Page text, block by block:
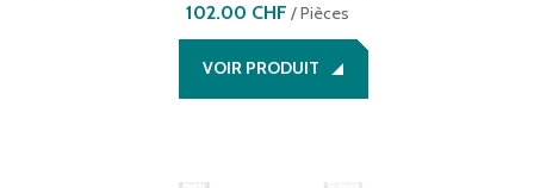
102.00 CHF /Pièces
VOIR PRODUIT